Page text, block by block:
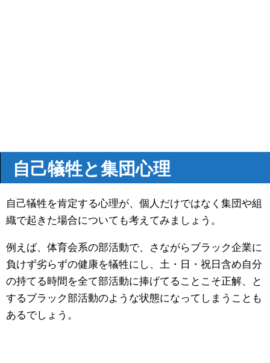
自己犠牲と集団心理
自己犠牲を肯定する心理が、個人だけではなく集団や組
織で起きた場合についても考えてみましょう。
例えば、体育会系の部活動で、さながらブラック企業に
負けず劣らずの健康を犠牲にし、土・日・祝日含め自分
の持てる時間を全て部活動に捧げてることこそ正解、と
するブラック部活動のような状態になってしまうことも
あるでしょう。